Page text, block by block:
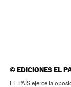
©EDICIONES EL
EL PAÍS ejerce la